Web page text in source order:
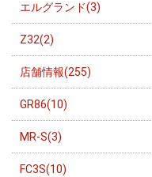
エルグランド(3)
Z32(2)
店舗情報(255)
GR86(10)
MR-S(3)
FC3S(10)